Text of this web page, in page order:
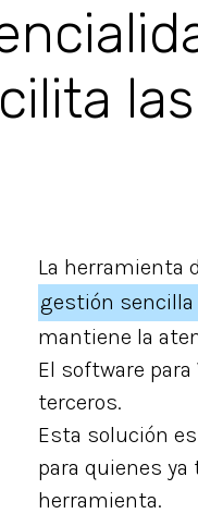
La herramienta
gestión
mantiene la
El software
terceros.
Esta solución
para quienes ya
herramienta.